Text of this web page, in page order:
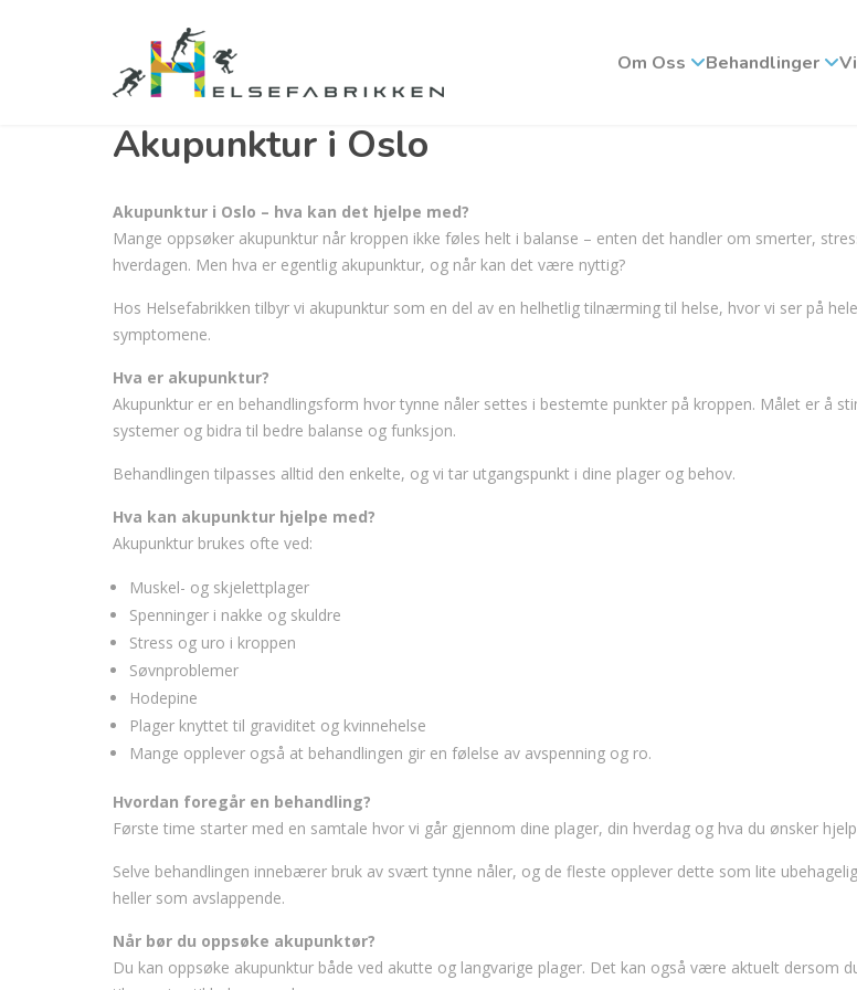
Om Oss Behandlinger
Akupunktur i Oslo
Akupunktur i Oslo – hva kan det hjelpe med?
Mange oppsøker akupunktur når kroppen ikke føles helt i balanse – enten det handler om smerter,
hverdagen. Men hva er egentlig akupunktur, og når kan det være nyttig?
Hos Helsefabrikken tilbyr vi akupunktur som en del av en helhetlig tilnærming til helse, hvor vi ser på
symptomene.
Hva er akupunktur?
Akupunktur er en behandlingsform hvor tynne nåler settes i bestemte punkter på kroppen. Målet er å
systemer og bidra til bedre balanse og funksjon.
Behandlingen tilpasses alltid den enkelte, og vi tar utgangspunkt i dine plager og behov.
Hva kan akupunktur hjelpe med?
Akupunktur brukes ofte ved:
Muskel- og skjelettplager
Spenninger i nakke og skuldre
Stress og uro i kroppen
Søvnproblemer
Hodepine
Plager knyttet til graviditet og kvinnehelse
Mange opplever også at behandlingen gir en følelse av avspenning og ro.
Hvordan foregår en behandling?
Første time starter med en samtale hvor vi går gjennom dine plager, din hverdag og hva du ønsker
Selve behandlingen innebærer bruk av svært tynne nåler, og de fleste opplever dette som lite
heller som avslappende.
Når bør du oppsøke akupunktør?
Du kan oppsøke akupunktur både ved akutte og langvarige plager. Det kan også være aktuelt dersom